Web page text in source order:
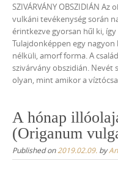
SZIVÁRVÁNY OBSZIDIÁN
vulkáni tevékenység során
érintkezve gyorsan hűl ki,
Tulajdonképpen egy
nélküli, amorf forma. A
szivárvány obszidián. Nevét
olyan, mint amikor a
A hónap
(Origanum
Published on2019.02.09. by